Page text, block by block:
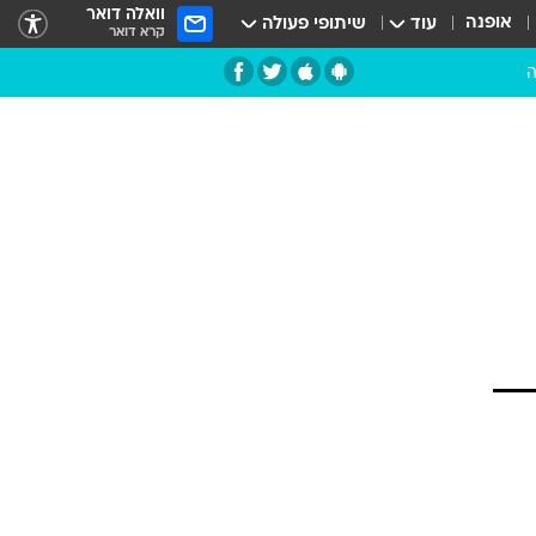
אופנה עוד שיתופי פעולה וואלה דואר
קרא דואר